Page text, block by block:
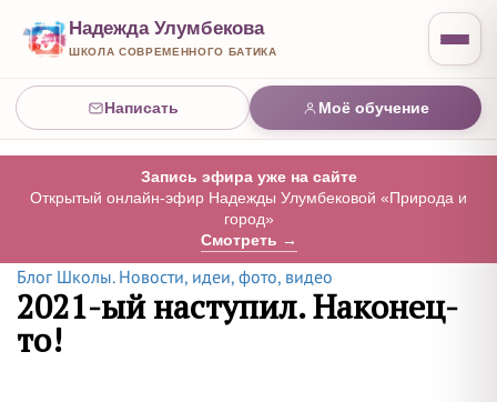
Надежда Улумбекова
ШКОЛА СОВРЕМЕННОГО БАТИКА
Написать Моё обучение
Запись эфира уже на сайте
Открытый онлайн-эфир Надежды Улумбековой «Природа и
город»
Смотреть →
Блог Школы. Новости, идеи, фото, видео
2021-ый наступил. Наконец-
то!